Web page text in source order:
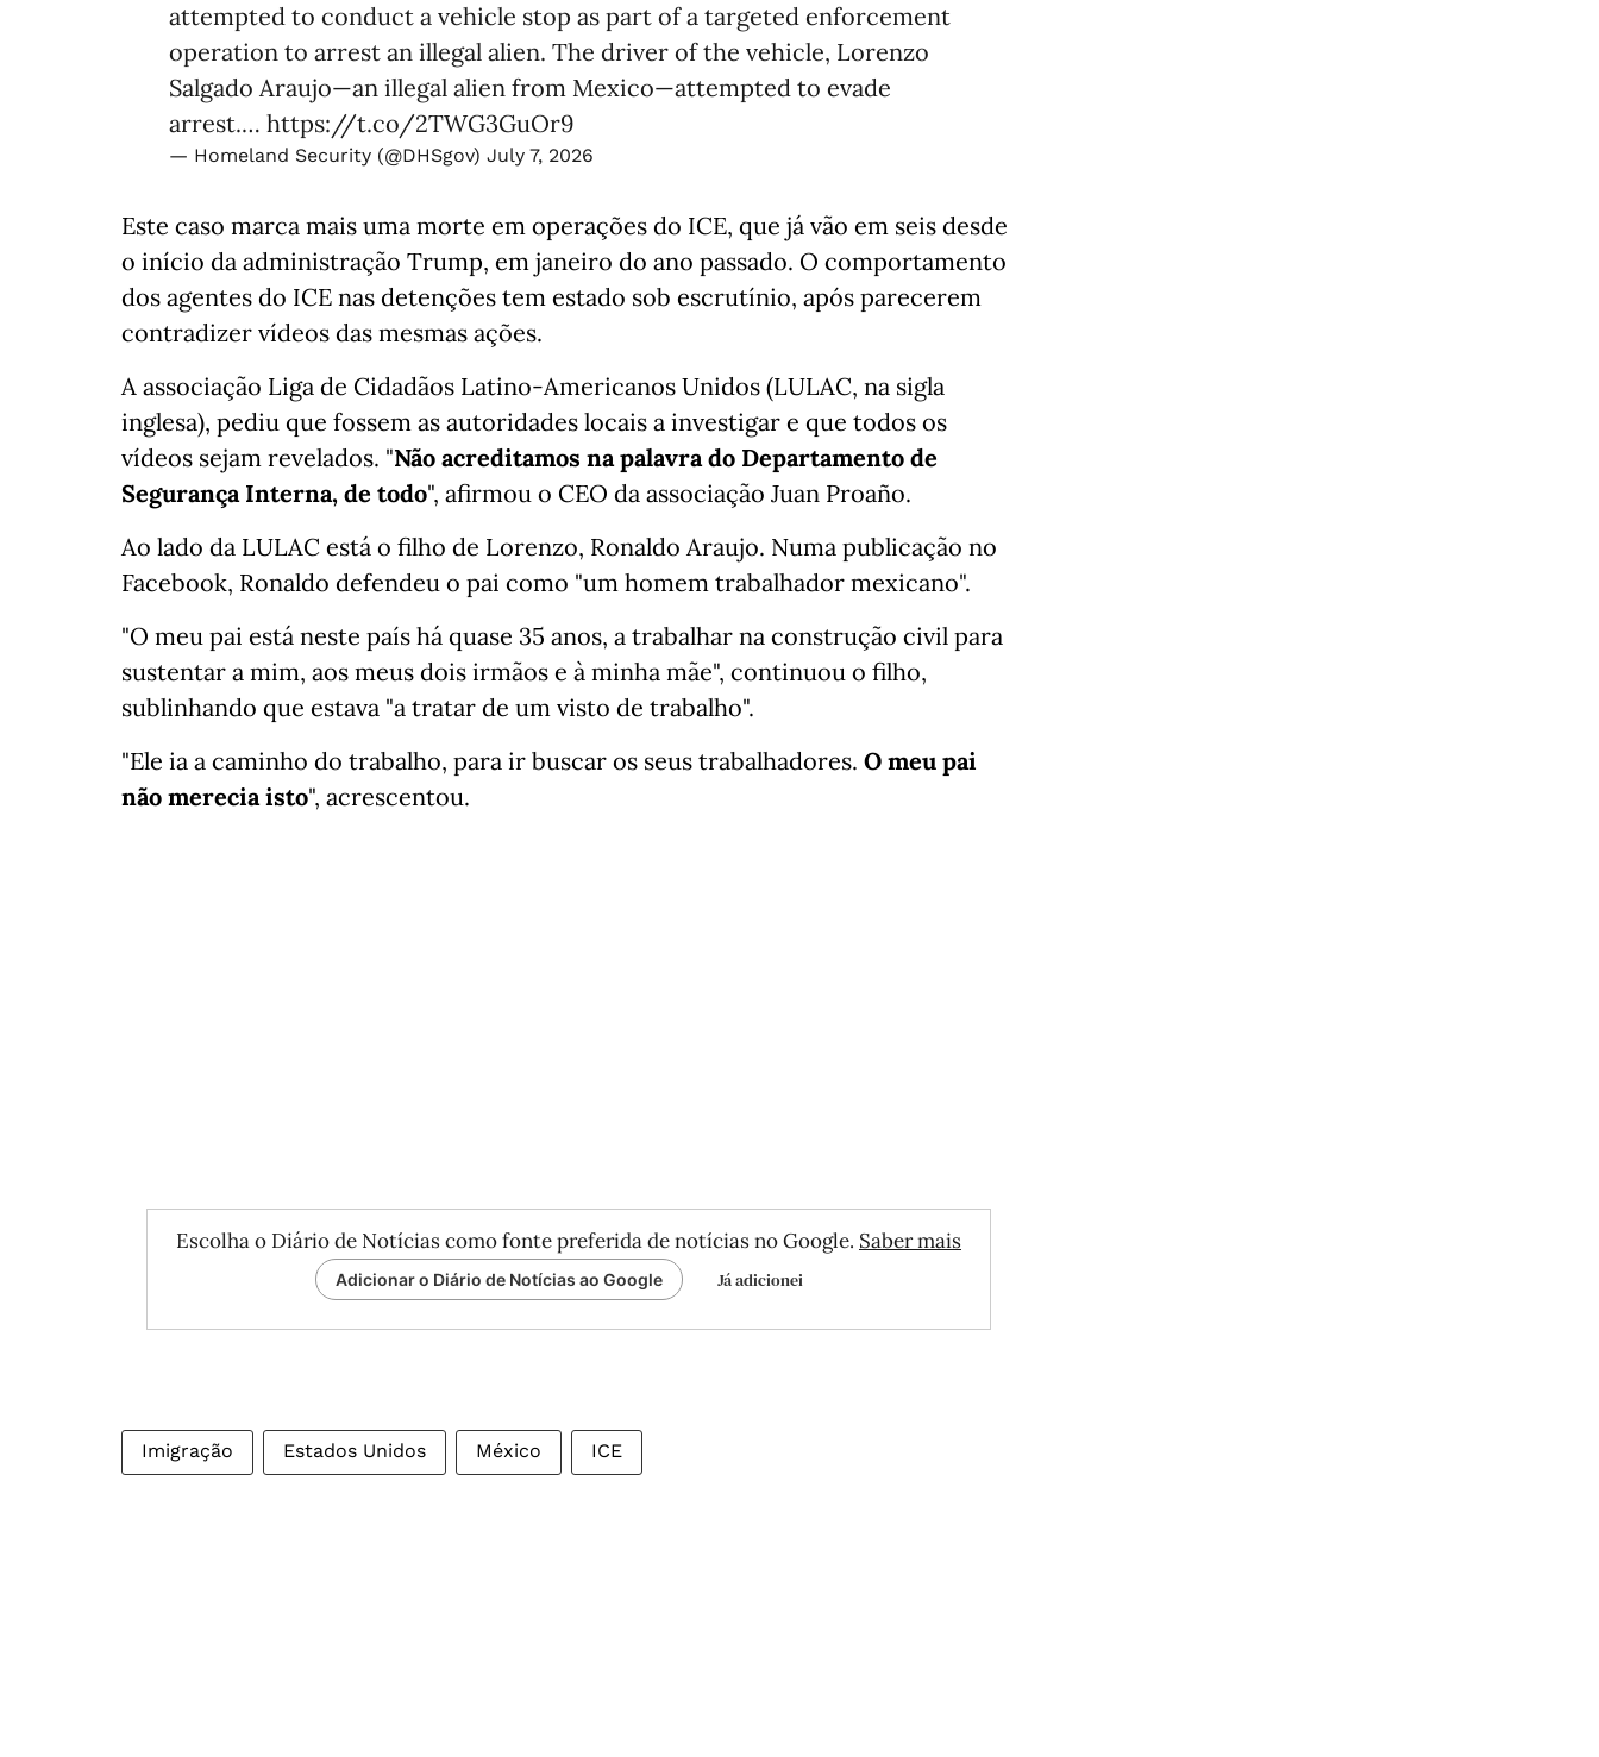
attempted to conduct a vehicle stop as part of a targeted enforcement
operation to arrest an illegal alien. The driver of the vehicle, Lorenzo
Salgado Araujo—an illegal alien from Mexico—attempted to evade
arrest.… https://t.co/2TWG3GuOr9
— Homeland Security (@DHSgov) July 7, 2026
Este caso marca mais uma morte em operações do ICE, que já vão em seis desde
o início da administração Trump, em janeiro do ano passado. O comportamento
dos agentes do ICE nas detenções tem estado sob escrutínio, após parecerem
contradizer vídeos das mesmas ações.
A associação Liga de Cidadãos Latino-Americanos Unidos (LULAC, na sigla
inglesa), pediu que fossem as autoridades locais a investigar e que todos os
vídeos sejam revelados. "Não acreditamos na palavra do Departamento de
Segurança Interna, de todo", afirmou o CEO da associação Juan Proaño.
Ao lado da LULAC está o filho de Lorenzo, Ronaldo Araujo. Numa publicação no
Facebook, Ronaldo defendeu o pai como "um homem trabalhador mexicano".
"O meu pai está neste país há quase 35 anos, a trabalhar na construção civil para
sustentar a mim, aos meus dois irmãos e à minha mãe", continuou o filho,
sublinhando que estava "a tratar de um visto de trabalho".
"Ele ia a caminho do trabalho, para ir buscar os seus trabalhadores. O meu pai
não merecia isto", acrescentou.
Escolha o Diário de Notícias como fonte preferida de notícias no Google. Saber mais
Adicionar o Diário de Notícias ao Google Já adicionei
Imigração Estados Unidos México ICE